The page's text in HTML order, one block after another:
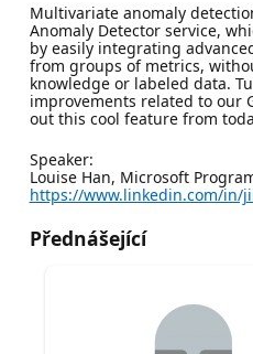
Multivariate anomaly
Anomaly Detector service,
by easily integrating
from groups of metrics,
knowledge or labeled data.
improvements related to our
out this cool feature from
Speaker:
Louise Han, Microsoft
https://www.linkedin.com/in/
Přednášející